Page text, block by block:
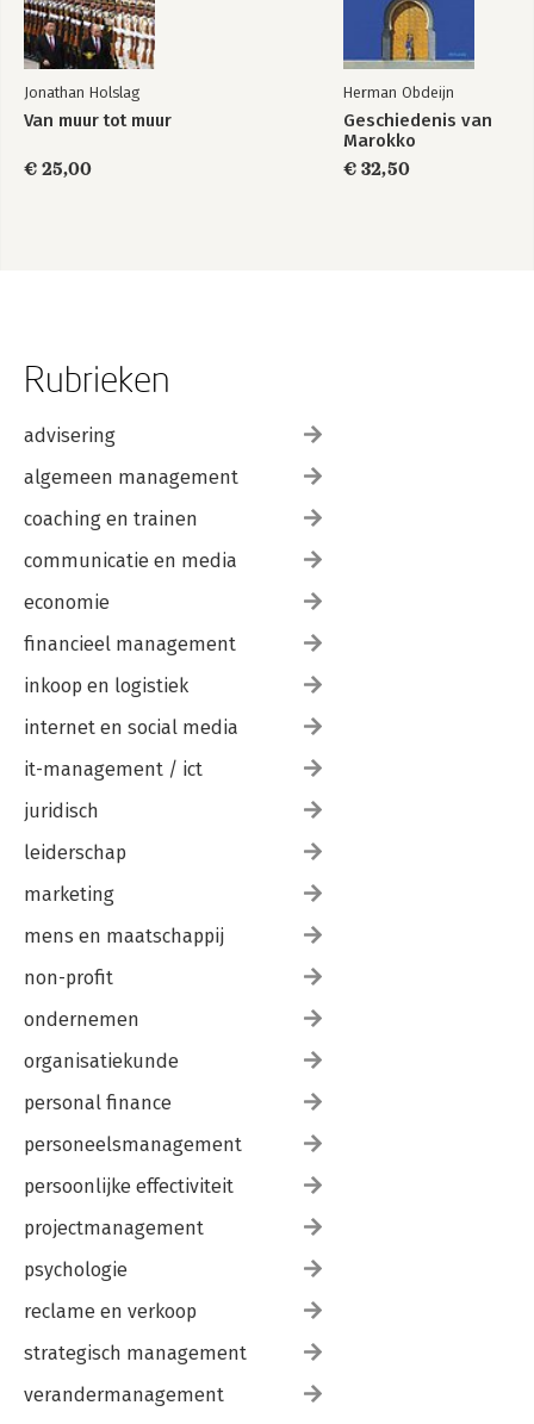
Jonathan Holslag
Van muur tot muur
€ 25,00
Herman Obdeijn
Geschiedenis van
Marokko
€ 32,50
Rubrieken
advisering
algemeen management
coaching en trainen
communicatie en media
economie
financieel management
inkoop en logistiek
internet en social media
it-management / ict
juridisch
leiderschap
marketing
mens en maatschappij
non-profit
ondernemen
organisatiekunde
personal finance
personeelsmanagement
persoonlijke effectiviteit
projectmanagement
psychologie
reclame en verkoop
strategisch management
verandermanagement